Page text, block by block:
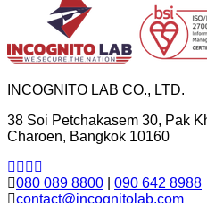
INCOGNITO LAB CO., LTD.
38 Soi Petchakasem 30, Pak
Charoen, Bangkok 10160
080 089 8800
090 642 8988
contact@incognitolab.com